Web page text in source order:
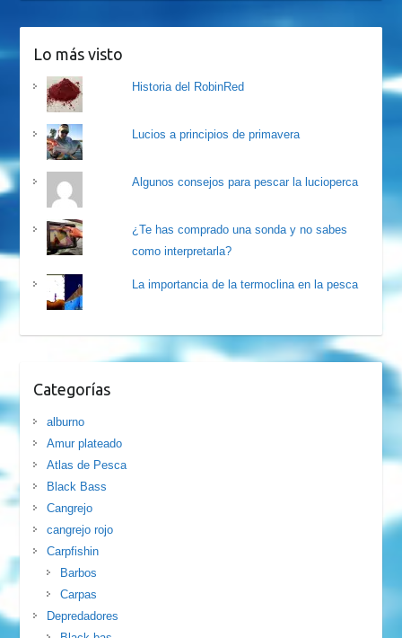
Lo más visto
Historia del RobinRed
Lucios a principios de primavera
Algunos consejos para pescar la lucioperca
¿Te has comprado una sonda y no sabes
como interpretarla?
La importancia de la termoclina en la pesca
Categorías
alburno
Amur plateado
Atlas de Pesca
Black Bass
Cangrejo
cangrejo rojo
Carpfishin
Barbos
Carpas
Depredadores